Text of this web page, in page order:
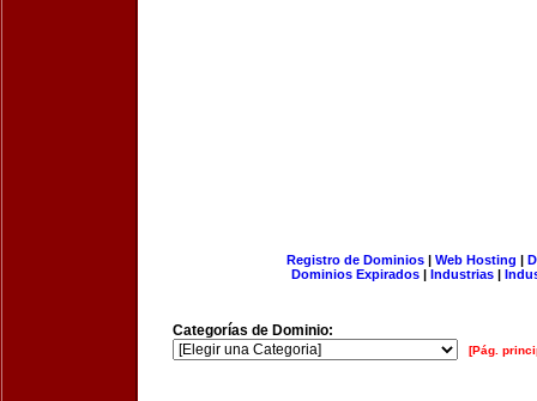
Registro de Dominios| Web Hosting |
Dominios Expirados | Industrias |
Categorías de Dominio:
[Pág.